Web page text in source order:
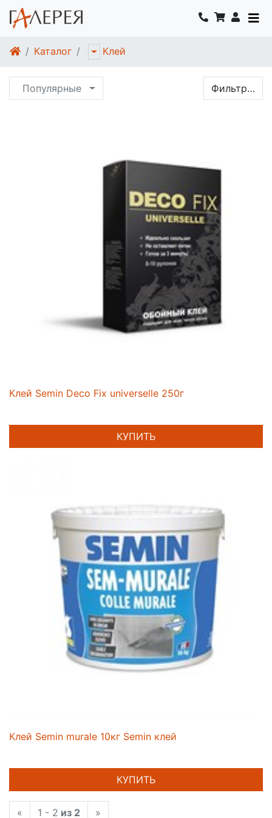
Каталог Клей
Популярные Фильтр…
Клей Semin Deco Fix universelle 250г
КУПИТЬ
Клей Semin murale 10кг Semin клей
КУПИТЬ
« 1 - 2 из 2 »